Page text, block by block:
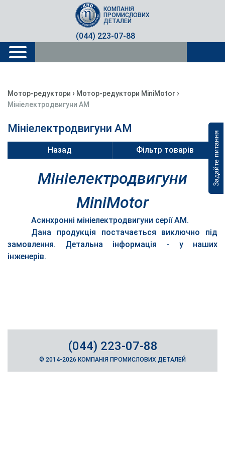
Задайте питання
(044) 223-07-88
КОМПАНІЯ
ПРОМИСЛОВИХ
ДЕТАЛЕЙ
Мотор-редуктори › Мотор-редуктори MiniMotor ›
Мініелектродвигуни AM
Мініелектродвигуни AM
Назад Фільтр товарів
Мініелектродвигуни
MiniMotor
Асинхронні мініелектродвигуни серії АМ.
Дана продукція постачається виключно під
замовлення. Детальна інформація - у наших
інженерів.
(044) 223-07-88
© 2014-2026 КОМПАНІЯ ПРОМИСЛОВИХ ДЕТАЛЕЙ